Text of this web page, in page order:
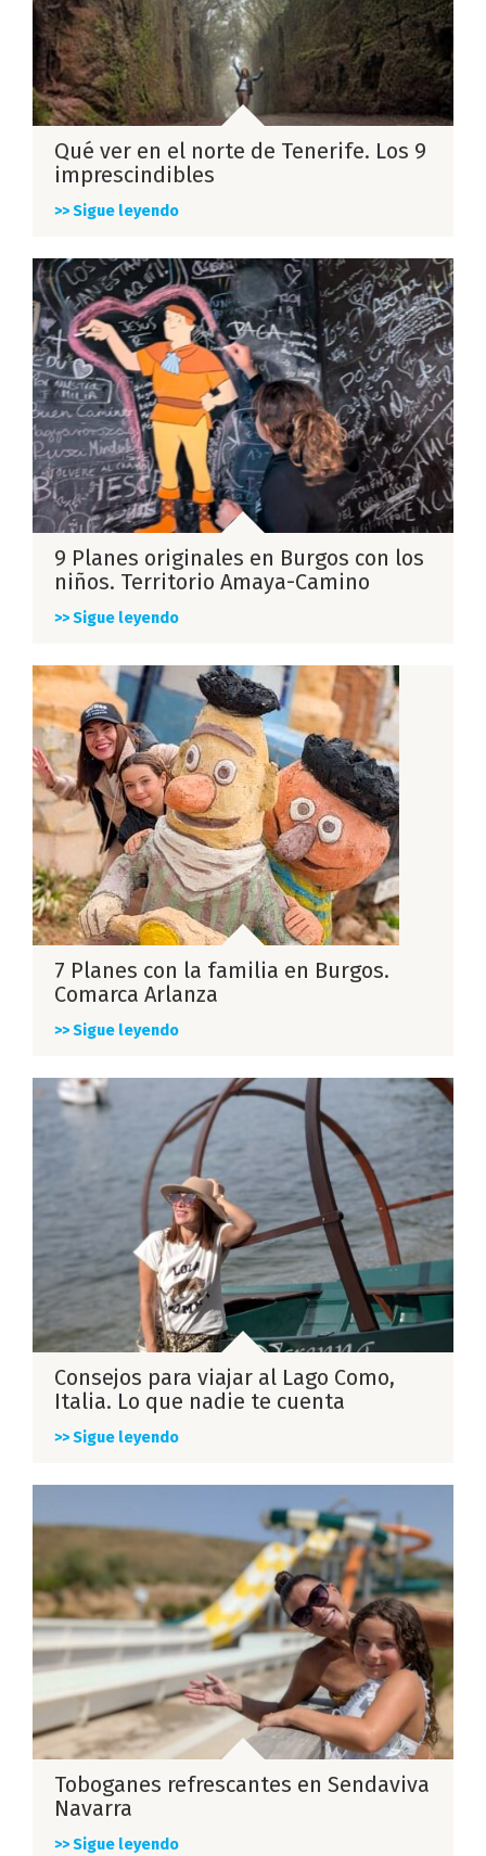
Qué ver en el norte de Tenerife. Los 9
imprescindibles
>> Sigue leyendo
9 Planes originales en Burgos con los
niños. Territorio Amaya-Camino
>> Sigue leyendo
7 Planes con la familia en Burgos.
Comarca Arlanza
>> Sigue leyendo
Consejos para viajar al Lago Como,
Italia. Lo que nadie te cuenta
>> Sigue leyendo
Toboganes refrescantes en Sendaviva
Navarra
>> Sigue leyendo